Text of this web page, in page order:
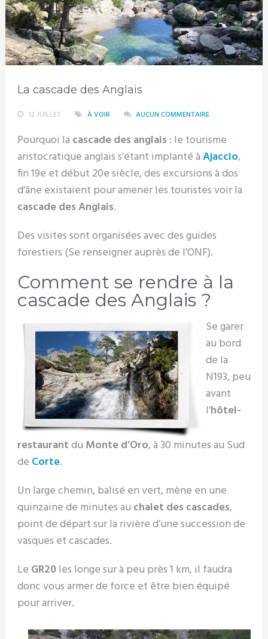
La cascade des Anglais
12 JUILLET À VOIR AUCUN COMMENTAIRE
Pourquoi la cascade des anglais : le tourisme
aristocratique anglais s’étant implanté àAjaccio,
fin 19e et début 20e siècle, des excursions à dos
d’âne existaient pour amener les touristes voir la
cascade des Anglais.
Des visites sont organisées avec des guides
forestiers (Se renseigner auprès de l’ONF).
Comment se rendre à la
cascade des Anglais ?
Se garer
au bord
de la
N193, peu
avant
l’hôtel-
restaurantdu Monte d’Oro, à 30 minutes au Sud
de Corte.
Un large chemin, balisé en vert, mène en une
quinzaine de minutes au chalet des cascades,
point de départ sur la rivière d’une succession de
vasques et cascades.
Le GR20les longe sur à peu près 1 km, il faudra
donc vous armer de force et être bien équipé
pour arriver.